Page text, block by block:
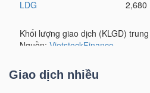
Giao dịch nhiều
BẤT
SẢN